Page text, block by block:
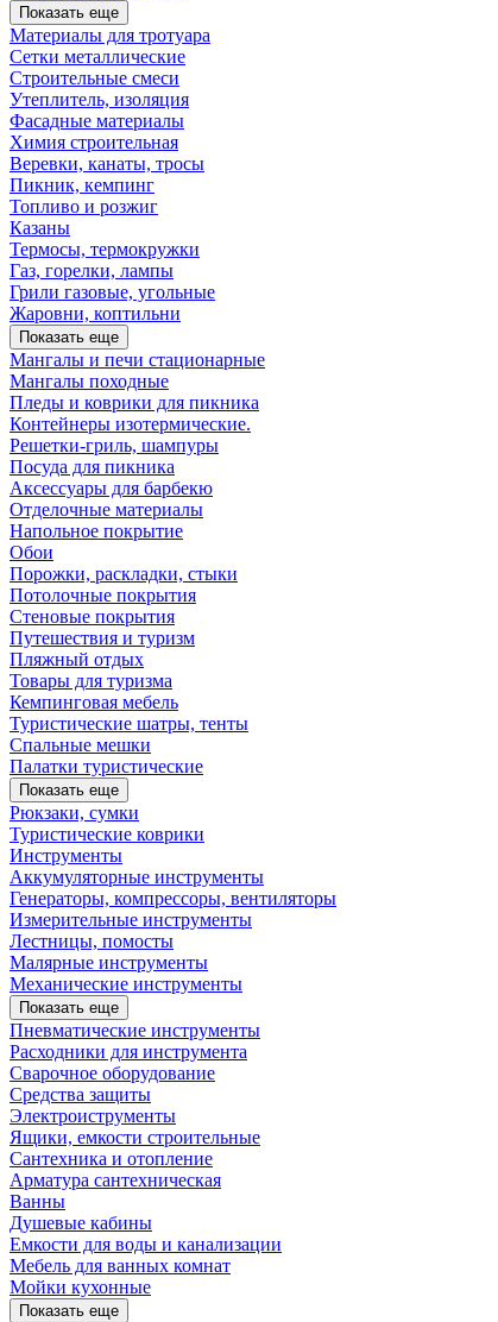
Показать еще
Материалы для тротуара
Сетки металлические
Строительные смеси
Утеплитель, изоляция
Фасадные материалы
Химия строительная
Веревки, канаты, тросы
Пикник, кемпинг
Топливо и розжиг
Казаны
Термосы, термокружки
Газ, горелки, лампы
Грили газовые, угольные
Жаровни, коптильни
Показать еще
Мангалы и печи стационарные
Мангалы походные
Пледы и коврики для пикника
Контейнеры изотермические.
Решетки-гриль, шампуры
Посуда для пикника
Аксессуары для барбекю
Отделочные материалы
Напольное покрытие
Обои
Порожки, раскладки, стыки
Потолочные покрытия
Стеновые покрытия
Путешествия и туризм
Пляжный отдых
Товары для туризма
Кемпинговая мебель
Туристические шатры, тенты
Спальные мешки
Палатки туристические
Показать еще
Рюкзаки, сумки
Туристические коврики
Инструменты
Аккумуляторные инструменты
Генераторы, компрессоры, вентиляторы
Измерительные инструменты
Лестницы, помосты
Малярные инструменты
Механические инструменты
Показать еще
Пневматические инструменты
Расходники для инструмента
Сварочное оборудование
Средства защиты
Электроиструменты
Ящики, емкости строительные
Сантехника и отопление
Арматура сантехническая
Ванны
Душевые кабины
Емкости для воды и канализации
Мебель для ванных комнат
Мойки кухонные
Показать еще